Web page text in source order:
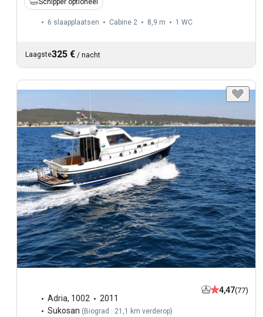
6 slaapplaatsen Cabine 2 8,9 m 1 WC
Laagste325 € / nacht
Adria, 1002
2011
Sukosan ( Biograd : 21,1 km verderop)
4,47(77)